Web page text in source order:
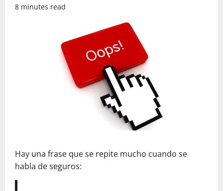
8 minutes read
Hay una frase que se repite mucho cuando se
habla de seguros: